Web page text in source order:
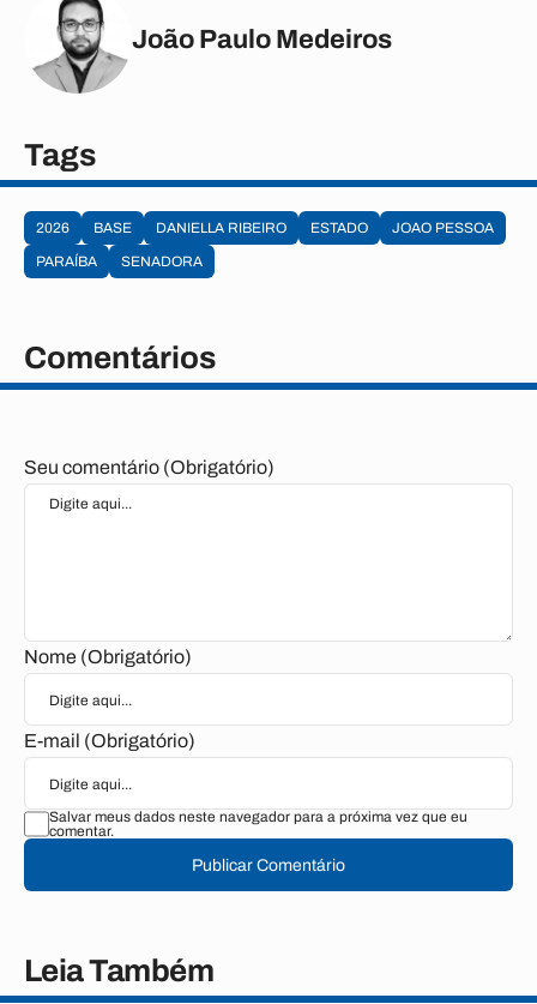
João Paulo Medeiros
Tags
2026 BASE DANIELLA RIBEIRO ESTADO
JOAO PESSOA
PARAÍBA
SENADORA
Comentários
Seu comentário (Obrigatório)
Nome (Obrigatório)
E-mail (Obrigatório)
Salvar meus dados neste navegador para a próxima vez que eu
comentar.
Publicar Comentário
Leia Também